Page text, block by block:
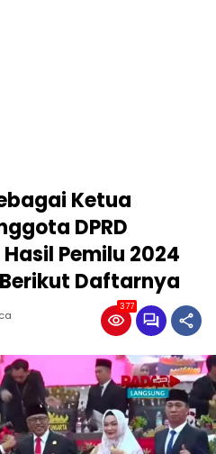
Ketua
DPRD
Pemilu 2024
Daftarnya
377